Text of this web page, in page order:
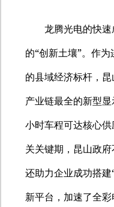
龙腾光电的快
的“创新土壤”。作为
的县域经济标杆，昆
产业链最全的新型
小时车程可达核心供
关关键期，昆山政府
还助力企业成功搭建
新平台，加速了全